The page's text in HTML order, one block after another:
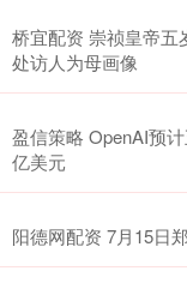
桥宜配资 崇祯皇帝五
处访人为母画像
盈信策略 OpenAI预
亿美元
阳德网配资 7月15日